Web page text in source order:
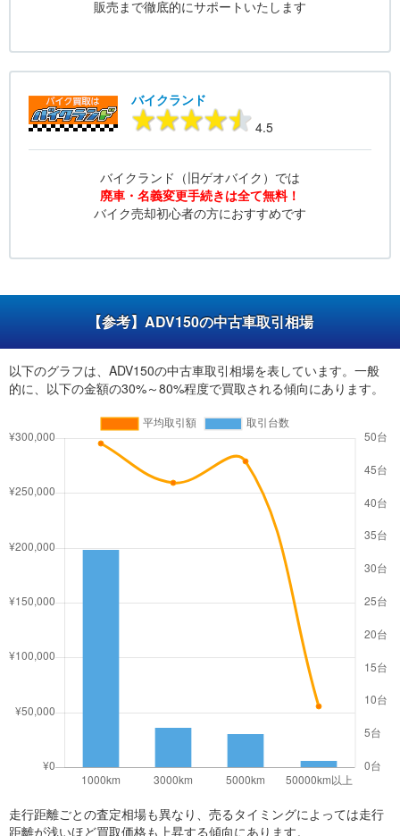
販売まで徹底的にサポートいたします
バイクランド
4.5
バイクランド（旧ゲオバイク）では
廃車・名義変更手続きは全て無料！
バイク売却初心者の方におすすめです
【参考】ADV150の中古車取引相場
以下のグラフは、ADV150の中古車取引相場を表しています。一般
的に、以下の金額の30%～80%程度で買取される傾向にあります。
走行距離ごとの査定相場も異なり、売るタイミングによっては走行
距離が浅いほど買取価格も上昇する傾向にあります。